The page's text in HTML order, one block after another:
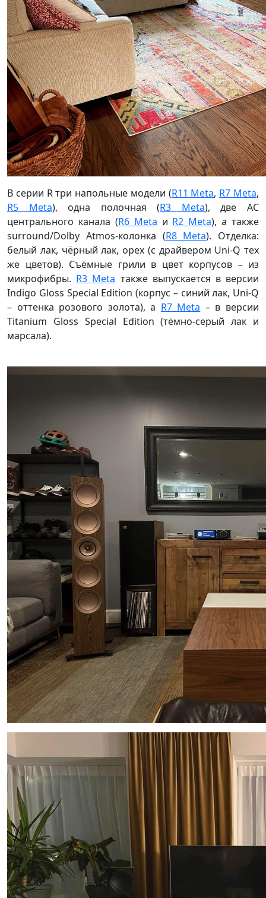
В серии R три напольные модели (R11 Meta, R7 Meta,
R5 Meta), одна полочная (R3 Meta), две АС
центрального канала (R6 Meta и R2 Meta), а также
surround/Dolby Atmos-колонка (R8 Meta). Отделка:
белый лак, чёрный лак, орех (с драйвером Uni-Q тех
же цветов). Съёмные грили в цвет корпусов – из
микрофибры. R3 Meta также выпускается в версии
Indigo Gloss Special Edition (корпус – синий лак, Uni-Q
– оттенка розового золота), а R7 Meta – в версии
Titanium Gloss Special Edition (тёмно-серый лак и
марсала).